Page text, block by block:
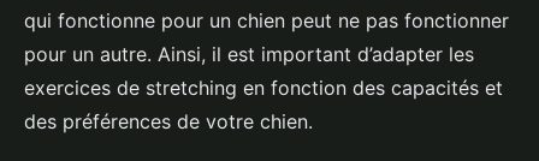
qui fonctionne pour un chien peut ne pas fonctionner
pour un autre. Ainsi, il est important d’adapter les
exercices de stretching en fonction des capacités et
des préférences de votre chien.